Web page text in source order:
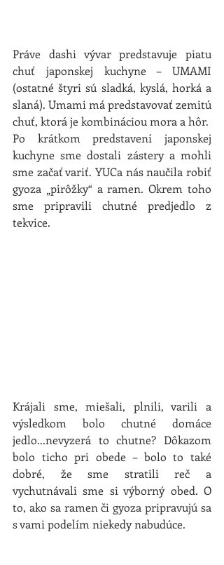
Práve dashi vývar predstavuje piatu
chuť japonskej kuchyne – UMAMI
(ostatné štyri sú sladká, kyslá, horká a
slaná). Umami má predstavovať zemitú
chuť, ktorá je kombináciou mora a hôr.
Po krátkom predstavení japonskej
kuchyne sme dostali zástery a mohli
sme začať variť. YUCa nás naučila robiť
gyoza „pirôžky“ a ramen. Okrem toho
sme pripravili chutné predjedlo z
tekvice.
Krájali sme, miešali, plnili, varili a
výsledkom bolo chutné domáce
jedlo...nevyzerá to chutne? Dôkazom
bolo ticho pri obede – bolo to také
dobré, že sme stratili reč a
vychutnávali sme si výborný obed. O
to, ako sa ramen či gyoza pripravujú sa
s vami podelím niekedy nabudúce.